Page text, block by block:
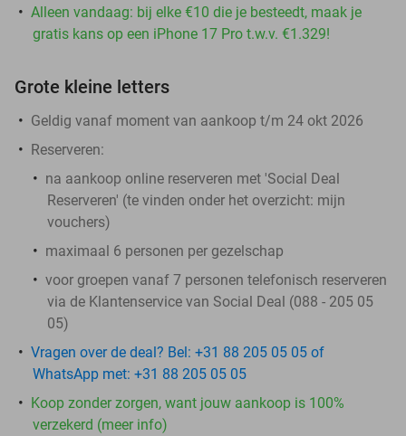
Alleen vandaag: bij elke €10 die je besteedt, maak je
gratis kans op een iPhone 17 Pro t.w.v. €1.329!
Grote kleine letters
Geldig vanaf moment van aankoop t/m 24 okt 2026
Reserveren:
na aankoop online reserveren met 'Social Deal
Reserveren' (te vinden onder het overzicht: mijn
vouchers)
maximaal 6 personen per gezelschap
voor groepen vanaf 7 personen telefonisch reserveren
via de Klantenservice van Social Deal (088 - 205 05
05)
Vragen over de deal? Bel: +31 88 205 05 05 of
WhatsApp met: +31 88 205 05 05
Koop zonder zorgen, want jouw aankoop is 100%
verzekerd (meer info)